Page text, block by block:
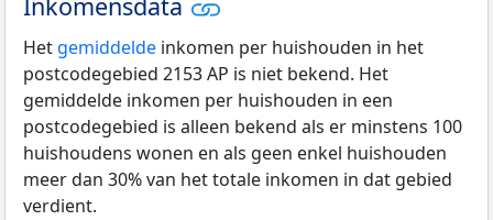
Het gemiddelde inkomen per huishouden in het
postcodegebied 2153 AP is niet bekend. Het
gemiddelde inkomen per huishouden in een
postcodegebied is alleen bekend als er minstens 100
huishoudens wonen en als geen enkel huishouden
meer dan 30% van het totale inkomen in dat gebied
verdient.